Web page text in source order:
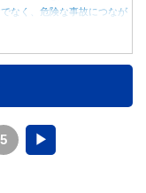
なく、危険な事故につなが
5 ▶